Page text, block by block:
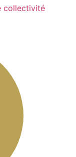
collectivité